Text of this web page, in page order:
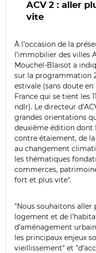
ACV 2 : aller
vite
À l’occasion de la
l’immobilier des villes
Mouchel-Blaisot a
sur la programmation
estivale (sans doute
France qui se tient les
ndlr). Le directeur
grandes orientations
deuxième édition dont
contre étaiement, de
au changement
les thématiques
commerces,
fort et plus vite".
"Nous souhaitons aller
logement et de
d’aménagement
les principaux enjeux
vieillissement" et